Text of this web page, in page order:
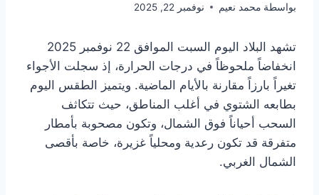
بواسطة محمد نعيم نوفمبر 22, 2025
تشهد البلاد اليوم السبت الموافق 22 نوفمبر 2025
انخفاضاً ملحوظاً في درجات الحرارة، إذ سجلت الأجواء
تغيراً بارزاً مقارنة بالأيام الماضية. ويتميز الطقس اليوم
بطابعه الشتوي في أغلب المناطق، حيث تتكاثف
السحب أحياناً فوق الشمال، وتكون مصحوبة بأمطار
متفرقة قد تكون رعدية ومحلياً غزيرة، خاصة بأقصى
الشمال الغربي.